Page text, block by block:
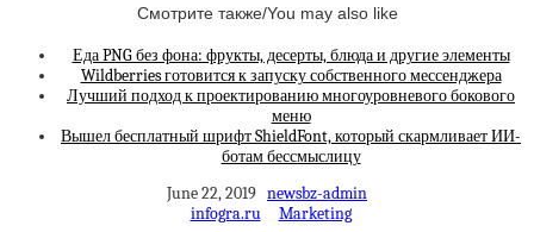
Смотрите также/You may also like
Еда PNG без фона: фрукты, десерты, блюда и другие элементы
Wildberries готовится к запуску собственного мессенджера
Лучший подход к проектированию многоуровневого бокового
меню
Вышел бесплатный шрифт ShieldFont, который скармливает ИИ-
ботам бессмыслицу
June 22, 2019 newsbz-admin
infogra.ru
Marketing